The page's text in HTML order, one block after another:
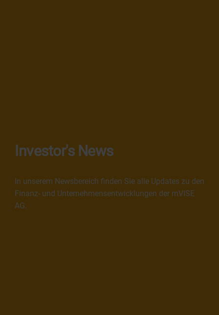
Investor's News
In unserem Newsbereich finden Sie alle Updates zu den
Finanz- und Unternehmensentwicklungen der mVISE
AG.